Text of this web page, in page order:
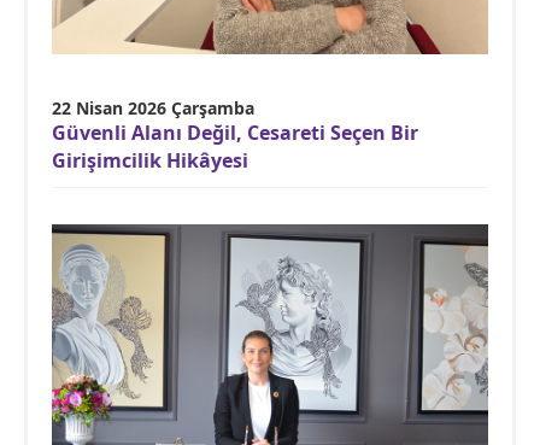
22 Nisan 2026 Çarşamba
Güvenli Alanı Değil, Cesareti Seçen Bir
Girişimcilik Hikâyesi